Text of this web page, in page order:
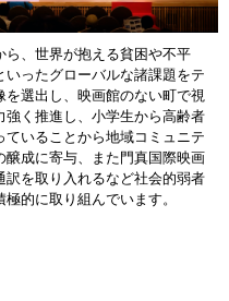
、世界が抱える貧困や不平
ったグローバルな諸課題をテ
選出し、映画館のない町で視
く推進し、小学生から高齢者
いることから地域コミュニテ
醸成に寄与、また門真国際映画
を取り入れるなど社会的弱者
的に取り組んでいます。